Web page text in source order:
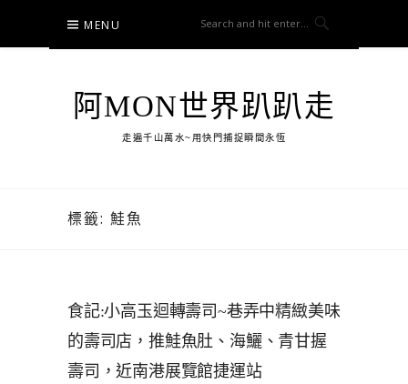
content
MENU
阿MON世界趴趴走
走遍千山萬水~用快門捕捉瞬間永恆
標籤: 鮭魚
食記:小高玉迴轉壽司~巷弄中精緻美味
的壽司店，推鮭魚肚、海鱺、青甘握
壽司，近南港展覽館捷運站